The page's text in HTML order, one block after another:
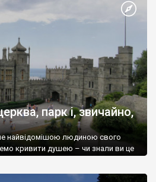
парк і, звичайно,
найвідомішою людиною свого
кривити душею – чи знали ви це